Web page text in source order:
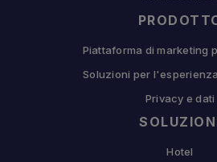
Piattaforma di marketing
Soluzioni per
Privacy e dati
Hotel